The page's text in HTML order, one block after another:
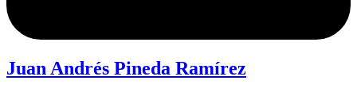
Juan Andrés Pineda Ramírez